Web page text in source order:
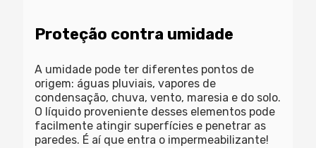
Proteção contra umidade
A umidade pode ter diferentes pontos de
origem: águas pluviais, vapores de
condensação, chuva, vento, maresia e do solo.
O líquido proveniente desses elementos pode
facilmente atingir superfícies e penetrar as
paredes. É aí que entra o impermeabilizante!